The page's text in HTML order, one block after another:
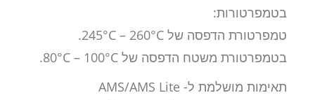
בטמפרטורות:
טמפרטורת הדפסה של 245°C – 260°C.
בטמפרטורת משטח הדפסה של 80°C – 100°C.
תאימות מושלמת ל- AMS/AMS Lite